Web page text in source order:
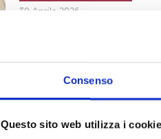
Consenso
Questo sito web utilizza i cookie
30 Aprile 2026
Presentata l’edizione 2026
Coppa Barontini